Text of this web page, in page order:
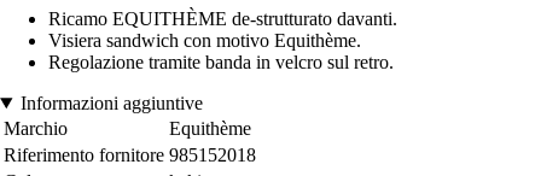
Ricamo EQUITHÈME de-strutturato davanti.
Visiera sandwich con motivo Equithème.
Regolazione tramite banda in velcro sul retro.
Informazioni aggiuntive
Marchio
Equithème
Riferimento fornitore 985152018